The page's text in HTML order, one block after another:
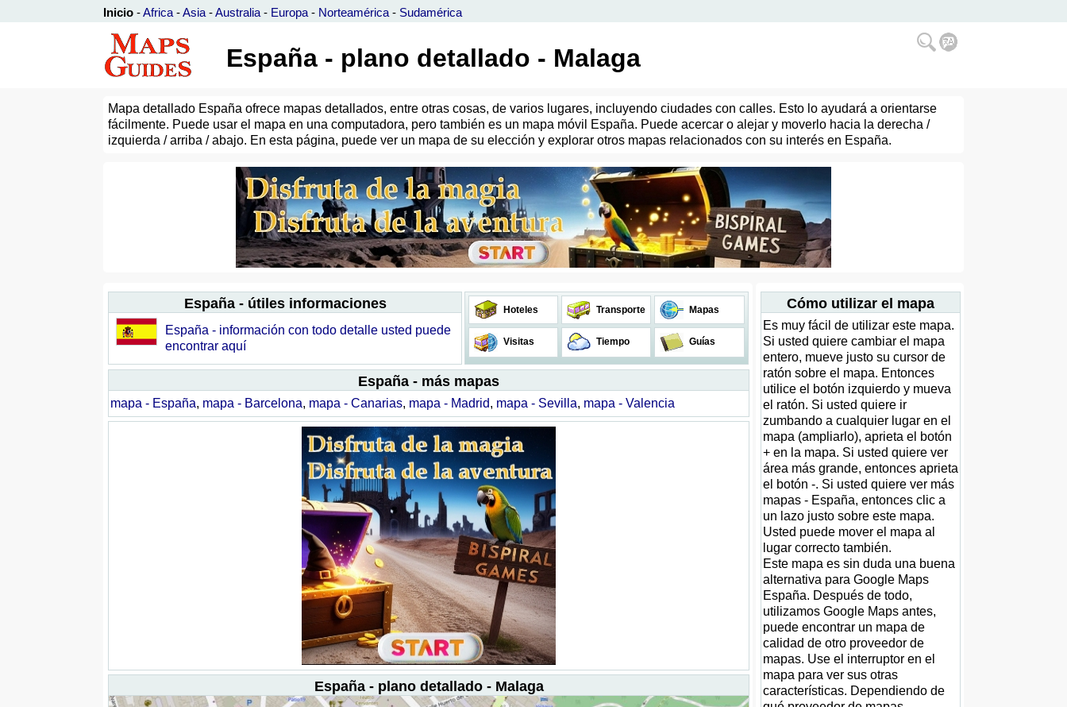
Inicio -Africa -Asia -Australia - Europa - Norteamérica - Sudamérica
España - plano detallado - Malaga
Mapa detallado España ofrece mapas detallados, entre otras cosas, de varios lugares, incluyendo ciudades con calles. Esto lo ayudará a orientarse
fácilmente. Puede usar el mapa en una computadora, pero también es un mapa móvil España. Puede acercar o alejar y moverlo hacia la derecha /
izquierda / arriba / abajo. En esta página, puede ver un mapa de su elección y explorar otros mapas relacionados con su interés en España.
España - útiles informaciones
España - información con todo detalle usted puede
encontrar aquí
Hoteles Transporte Mapas
Visitas Tiempo Guías
España - más mapas
mapa - España, mapa - Barcelona, mapa - Canarias, mapa - Madrid, mapa - Sevilla, mapa - Valencia
España - plano detallado - Malaga
Cómo utilizar el mapa
Es muy fácil de utilizar este mapa.
Si usted quiere cambiar el mapa
entero, mueve justo su cursor de
ratón sobre el mapa. Entonces
utilice el botón izquierdo y mueva
el ratón. Si usted quiere ir
zumbando a cualquier lugar en el
mapa (ampliarlo), aprieta el botón
+ en la mapa. Si usted quiere ver
área más grande, entonces aprieta
el botón -. Si usted quiere ver más
mapas - España, entonces clic a
un lazo justo sobre este mapa.
Usted puede mover el mapa al
lugar correcto también.
Este mapa es sin duda una buena
alternativa para Google Maps
España. Después de todo,
utilizamos Google Maps antes,
puede encontrar un mapa de
calidad de otro proveedor de
mapas. Use el interruptor en el
mapa para ver sus otras
características. Dependiendo de